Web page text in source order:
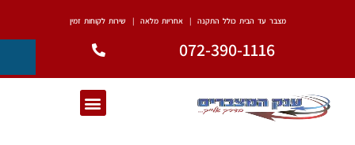
מצבר עד הבית כולל התקנה | אחריות מלאה | שירות לקוחות זמין
072-390-1116